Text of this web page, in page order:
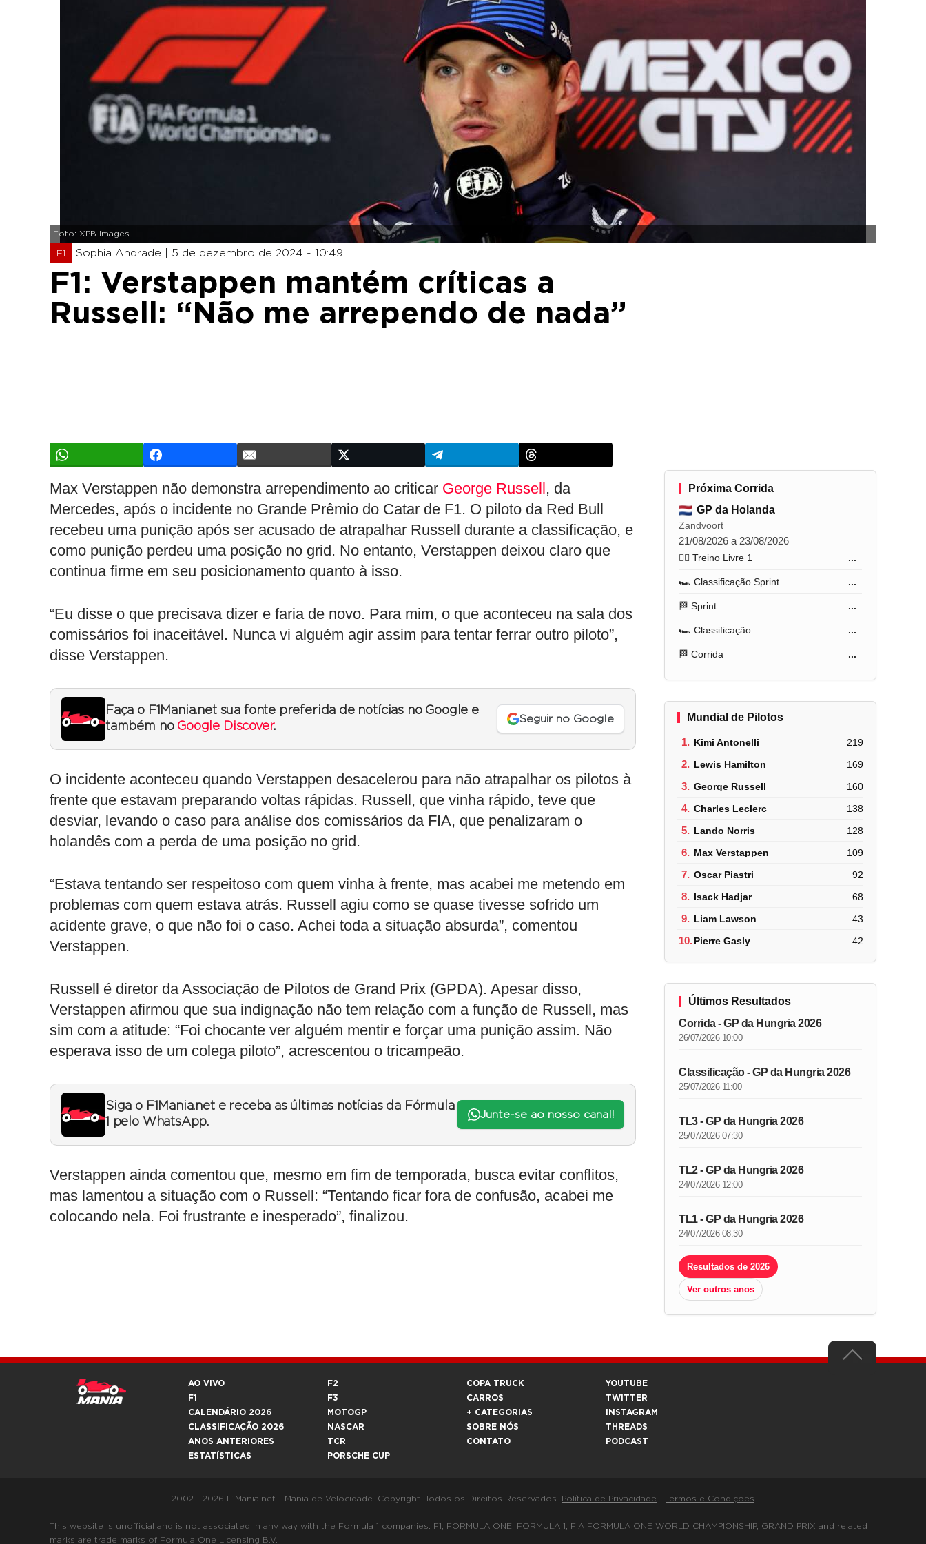
Foto: XPB Images
F1 Sophia Andrade | 5 de dezembro de 2024 - 10:49
F1: Verstappen mantém críticas a
Russell: “Não me arrependo de nada”
Max Verstappen não demonstra arrependimento ao criticar George Russell, da
Mercedes, após o incidente no Grande Prêmio do Catar de F1. O piloto da Red Bull
recebeu uma punição após ser acusado de atrapalhar Russell durante a classificação, e
como punição perdeu uma posição no grid. No entanto, Verstappen deixou claro que
continua firme em seu posicionamento quanto à isso.
“Eu disse o que precisava dizer e faria de novo. Para mim, o que aconteceu na sala dos
comissários foi inaceitável. Nunca vi alguém agir assim para tentar ferrar outro piloto”,
disse Verstappen.
Faça o F1Mania.net sua fonte preferida de notícias no Google e
também no Google Discover.
Seguir no Google
O incidente aconteceu quando Verstappen desacelerou para não atrapalhar os pilotos à
frente que estavam preparando voltas rápidas. Russell, que vinha rápido, teve que
desviar, levando o caso para análise dos comissários da FIA, que penalizaram o
holandês com a perda de uma posição no grid.
“Estava tentando ser respeitoso com quem vinha à frente, mas acabei me metendo em
problemas com quem estava atrás. Russell agiu como se quase tivesse sofrido um
acidente grave, o que não foi o caso. Achei toda a situação absurda”, comentou
Verstappen.
Russell é diretor da Associação de Pilotos de Grand Prix (GPDA). Apesar disso,
Verstappen afirmou que sua indignação não tem relação com a função de Russell, mas
sim com a atitude: “Foi chocante ver alguém mentir e forçar uma punição assim. Não
esperava isso de um colega piloto”, acrescentou o tricampeão.
Siga o F1Mania.net e receba as últimas notícias da Fórmula
1 pelo WhatsApp.
Junte-se ao nosso canal!
Verstappen ainda comentou que, mesmo em fim de temporada, busca evitar conflitos,
mas lamentou a situação com o Russell: “Tentando ficar fora de confusão, acabei me
colocando nela. Foi frustrante e inesperado”, finalizou.
Próxima Corrida
GP da Holanda
Zandvoort
21/08/2026 a 23/08/2026
🏋️‍♂️ Treino Livre 1 ...
🏎️ Classificação Sprint ...
🏁 Sprint ...
🏎️ Classificação ...
🏁 Corrida ...
Mundial de Pilotos
1. Kimi Antonelli 219
2. Lewis Hamilton 169
3. George Russell 160
4. Charles Leclerc 138
5. Lando Norris 128
6. Max Verstappen 109
7. Oscar Piastri 92
8. Isack Hadjar 68
9. Liam Lawson 43
10.Pierre Gasly 42
Últimos Resultados
Corrida - GP da Hungria 2026
26/07/2026 10:00
Classificação - GP da Hungria 2026
25/07/2026 11:00
TL3 - GP da Hungria 2026
25/07/2026 07:30
TL2 - GP da Hungria 2026
24/07/2026 12:00
TL1 - GP da Hungria 2026
24/07/2026 08:30
Resultados de 2026
Ver outros anos
AO VIVO
F1
CALENDÁRIO 2026
CLASSIFICAÇÃO 2026
ANOS ANTERIORES
ESTATÍSTICAS
F2
F3
MOTOGP
NASCAR
TCR
PORSCHE CUP
COPA TRUCK
CARROS
+ CATEGORIAS
SOBRE NÓS
CONTATO
YOUTUBE
TWITTER
INSTAGRAM
THREADS
PODCAST
2002 - 2026 F1Mania.net - Mania de Velocidade. Copyright. Todos os Direitos Reservados. Política de Privacidade - Termos e Condições
This website is unofficial and is not associated in any way with the Formula 1 companies. F1, FORMULA ONE, FORMULA 1, FIA FORMULA ONE WORLD CHAMPIONSHIP, GRAND PRIX and related
marks are trade marks of Formula One Licensing B.V.